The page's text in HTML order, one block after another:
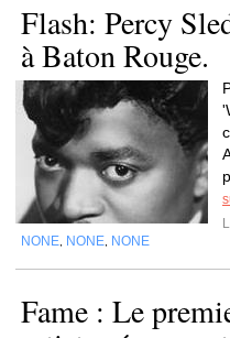
Flash: Percy
à Baton Rouge.
NONE NONE NONE
Fame : Le